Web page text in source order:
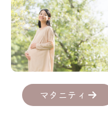
マタニティ